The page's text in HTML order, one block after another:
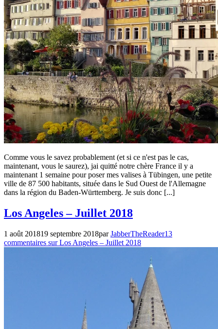
Comme vous le savez probablement (et si ce n'est pas le cas,
maintenant, vous le saurez), jai quitté notre chère France il y a
maintenant 1 semaine pour poser mes valises à Tübingen, une petite
ville de 87 500 habitants, située dans le Sud Ouest de l'Allemagne
dans la région du Baden-Württemberg. Je suis donc [...]
Non
classé,
Los Angeles – Juillet 2018
1 août 201819 septembre 2018parJabberTheReader13
commentaires sur Los Angeles – Juillet 2018